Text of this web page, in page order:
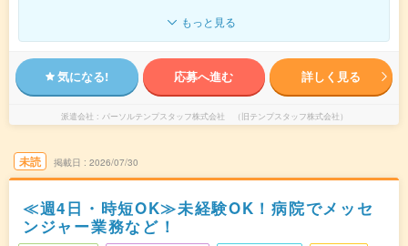
もっと見る
気になる! 応募へ進む 詳しく見る
派遣会社 パーソルテンプスタッフ株式会社 （旧テンプスタッフ株式会社）
未読 掲載日 2026/07/30
≪週4日・時短OK≫未経験OK！病院でメッセ
ンジャー業務など！